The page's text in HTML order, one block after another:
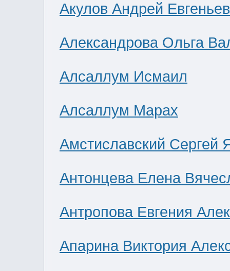
Акулов Андрей
Александрова Ольга
Алсаллум Исмаил
Алсаллум Марах
Амстиславский Сергей
Антонцева Елена
Антропова Евгения
Апарина Виктория